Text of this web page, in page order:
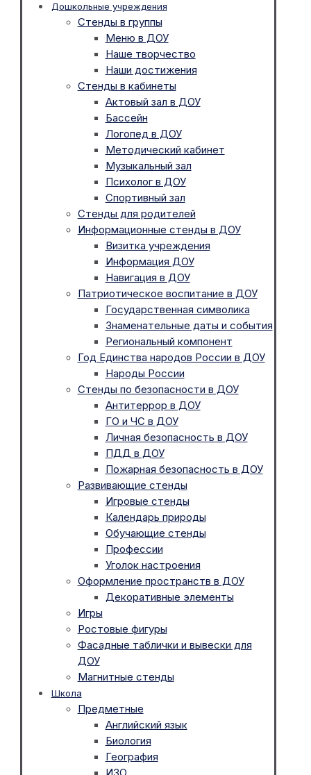
Дошкольные учреждения
Стенды в группы
Меню в ДОУ
Наше творчество
Наши достижения
Стенды в кабинеты
Актовый зал в ДОУ
Бассейн
Логопед в ДОУ
Методический кабинет
Музыкальный зал
Психолог в ДОУ
Спортивный зал
Стенды для родителей
Информационные стенды в ДОУ
Визитка учреждения
Информация ДОУ
Навигация в ДОУ
Патриотическое воспитание в ДОУ
Государственная символика
Знаменательные даты и события
Региональный компонент
Год Единства народов России в ДОУ
Народы России
Стенды по безопасности в ДОУ
Антитеррор в ДОУ
ГО и ЧС в ДОУ
Личная безопасность в ДОУ
ПДД в ДОУ
Пожарная безопасность в ДОУ
Развивающие стенды
Игровые стенды
Календарь природы
Обучающие стенды
Профессии
Уголок настроения
Оформление пространств в ДОУ
Декоративные элементы
Игры
Ростовые фигуры
Фасадные таблички и вывески для
ДОУ
Магнитные стенды
Школа
Предметные
Английский язык
Биология
География